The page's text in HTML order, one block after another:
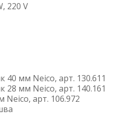
220 V
40 мм Neico, арт. 130.611
28 мм Neico, арт. 140.161
Neico, арт. 106.972